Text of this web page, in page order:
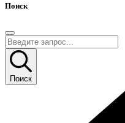
Поиск
Поиск